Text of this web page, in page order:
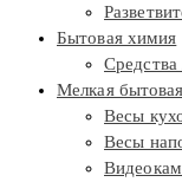
Бытовая химия
Средства
Мелкая
Весы
Весы